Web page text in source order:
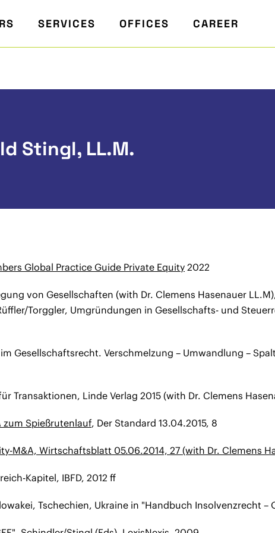
SERVICES OFFICES CAREER
Stingl, LL.M.
Global Practice Guide Private Equity 2022
von Gesellschaften (with Dr. Clemens Hasenauer
Torggler, Umgründungen in Gesellschafts- und
Gesellschaftsrecht. Verschmelzung – Umwandlung –
Transaktionen, Linde Verlag 2015 (with Dr. Clemens
zum Spießrutenlauf, Der Standard 13.04.2015, 8
M&A, Wirtschaftsblatt 05.06.2014, 27 (with Dr. Clemens
Kapitel, IBFD, 2012 ff
Tschechien, Ukraine in "Handbuch Insolvenzrecht –